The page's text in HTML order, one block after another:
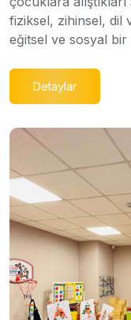
fiziksel, zihinsel, dil
eğitsel ve sosyal
Detaylar